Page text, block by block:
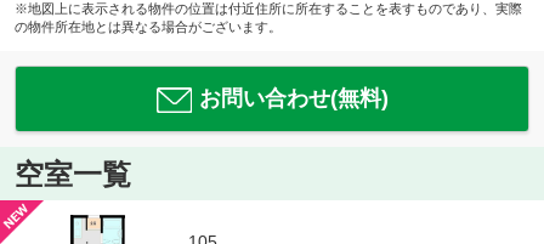
※地図上に表示される物件の位置は付近住所に所在することを表すものであり、実際
の物件所在地とは異なる場合がございます。
お問い合わせ(無料)
空室一覧